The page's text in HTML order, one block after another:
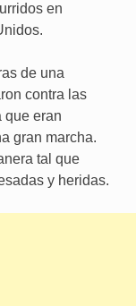
en
de una
contra las
que eran
gran marcha.
tal que
y heridas.